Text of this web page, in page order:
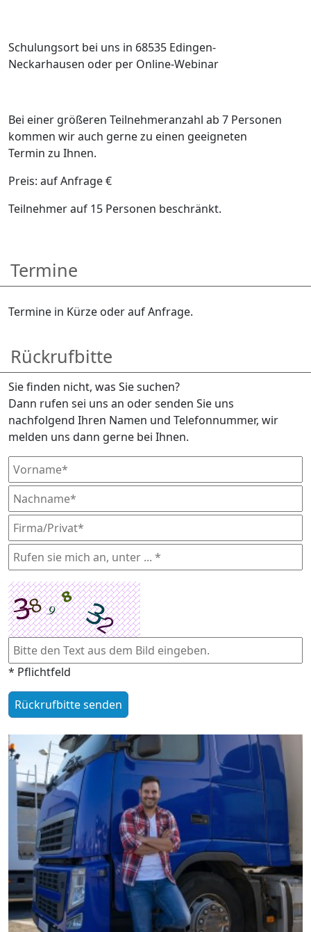
Schulungsort bei uns in 68535 Edingen-
Neckarhausen oder per Online-Webinar
Bei einer größeren Teilnehmeranzahl ab 7 Personen
kommen wir auch gerne zu einen geeigneten
Termin zu Ihnen.
Preis: auf Anfrage €
Teilnehmer auf 15 Personen beschränkt.
Termine
Termine in Kürze oder auf Anfrage.
Rückrufbitte
Sie finden nicht, was Sie suchen?
Dann rufen sei uns an oder senden Sie uns
nachfolgend Ihren Namen und Telefonnummer, wir
melden uns dann gerne bei Ihnen.
* Pflichtfeld